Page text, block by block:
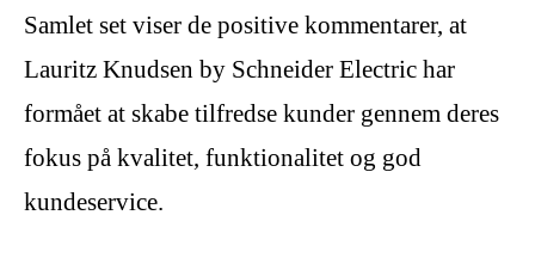
Samlet set viser de positive kommentarer, at
Lauritz Knudsen by Schneider Electric har
formået at skabe tilfredse kunder gennem deres
fokus på kvalitet, funktionalitet og god
kundeservice.